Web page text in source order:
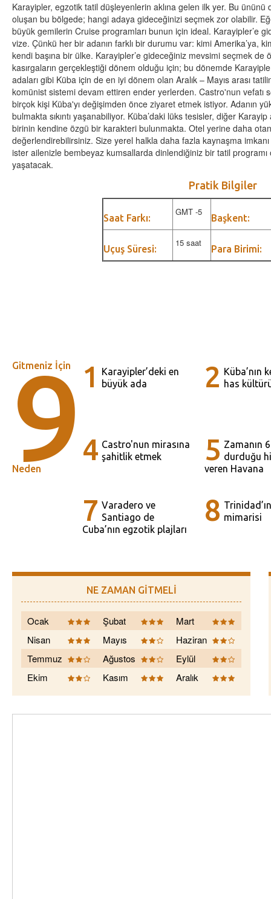
Karayipler, egzotik tatil düşleyenlerin aklına gelen ilk yer. Bu
oluşan bu bölgede; hangi adaya gideceğinizi seçmek zor olabilir.
büyük gemilerin Cruise programları bunun için ideal. Karayipler’e
vize. Çünkü her bir adanın farklı bir durumu var: kimi Amerika’ya,
kendi başına bir ülke. Karayipler’e gideceğiniz mevsimi seçmek de
kasırgaların gerçekleştiği dönem olduğu için; bu dönemde
adaları gibi Küba için de en iyi dönem olan Aralık – Mayıs arası
komünist sistemi devam ettiren ender yerlerden. Castro'nun vefatı
birçok kişi Küba'yı değişimden önce ziyaret etmek istiyor. Adanın
bulmakta sıkıntı yaşanabiliyor. Küba’daki lüks tesisler, diğer
birinin kendine özgü bir karakteri bulunmakta. Otel yerine daha
değerlendirebilirsiniz. Size yerel halkla daha fazla kaynaşma
ister ailenizle bembeyaz kumsallarda dinlendiğiniz bir tatil
yaşatacak.
Pratik Bilgiler
Saat Farkı:
GMT -5
Başkent:
Uçuş Süresi:
15 saat
Para Birimi:
Gitmeniz İçin
9
Neden
1
Karayipler’deki en
büyük ada
2 Küba’nın
has
4 Castro'nun mirasına
şahitlik etmek
5 Zamanın
durduğu
veren Havana
7 Varadero ve
Santiago de
Cuba’nın egzotik plajları
8 mimarisi
NE ZAMAN GİTMELİ
Ocak Şubat
Mart
Nisan
Mayıs
Haziran
Temmuz
Ağustos
Eylül
Ekim
Kasım Aralık